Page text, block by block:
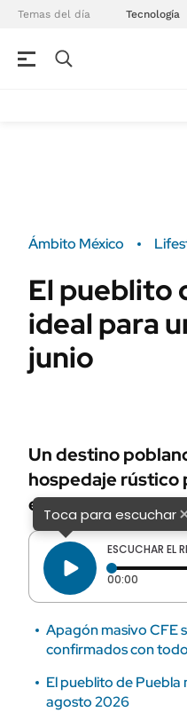
Temas del día Tecnología
Ámbito México
El pueblito
ideal para
junio
Un destino
hospedaje rústico
esparcimiento
Toca para escuchar
ESCUCHAR EL
00:00
Apagón masivo CFE
confirmados con
El pueblito de
agosto 2026